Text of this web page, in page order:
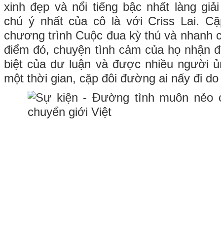
xinh đẹp và nổi tiếng bậc nhất làng
chú ý nhất của cô là với Criss Lai.
chương trình Cuộc đua kỳ thú và nhanh
điểm đó, chuyện tình cảm của họ nhận
biệt của dư luận và được nhiều người
một thời gian, cặp đôi đường ai nấy đi